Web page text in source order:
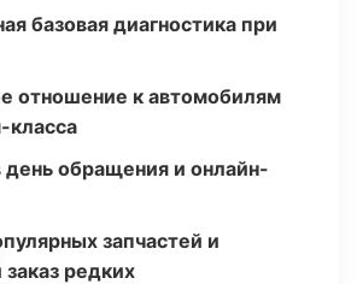
базовая диагностика при
отношение к автомобилям
день обращения и онлайн-
запчастей и
редких